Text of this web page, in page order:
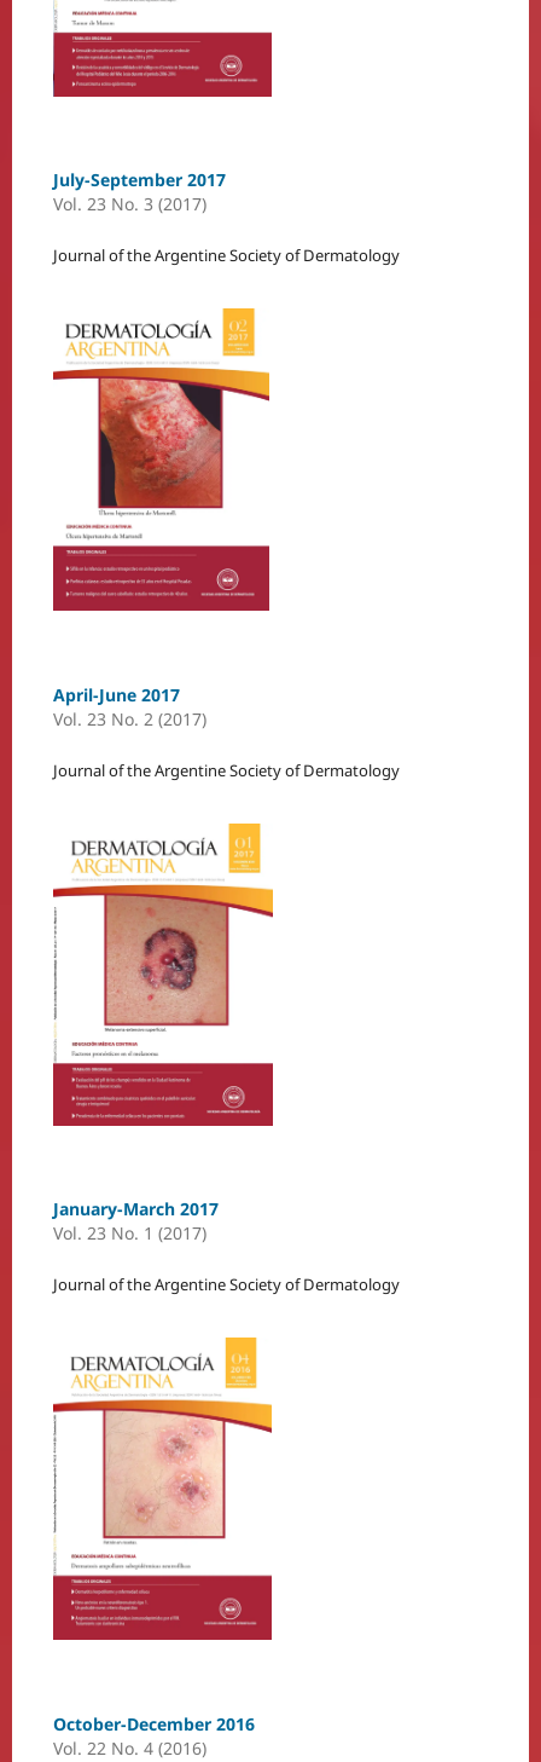
July-September 2017
Vol. 23 No. 3 (2017)
Journal of the Argentine Society of Dermatology
April-June 2017
Vol. 23 No. 2 (2017)
Journal of the Argentine Society of Dermatology
January-March 2017
Vol. 23 No. 1 (2017)
Journal of the Argentine Society of Dermatology
October-December 2016
Vol. 22 No. 4 (2016)